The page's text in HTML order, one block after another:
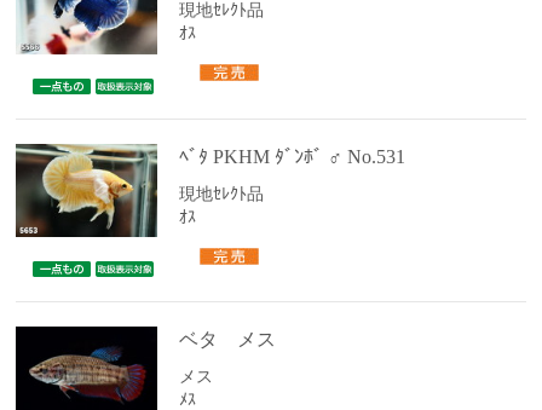
現地ｾﾚｸﾄ品
ｵｽ
ﾍﾞﾀ PKHM ﾀﾞﾝﾎﾞ ♂ No.531
現地ｾﾚｸﾄ品
ｵｽ
ベタ メス
メス
ﾒｽ